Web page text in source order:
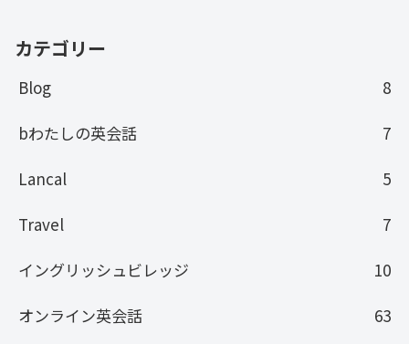
カテゴリー
Blog
8
bわたしの英会話
7
Lancal
5
Travel
7
イングリッシュビレッジ
10
オンライン英会話
63